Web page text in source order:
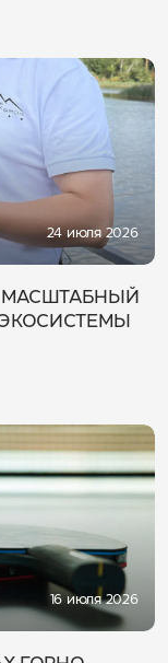
24 июля 2026
МАСШТАБНЫЙ
16 июля 2026